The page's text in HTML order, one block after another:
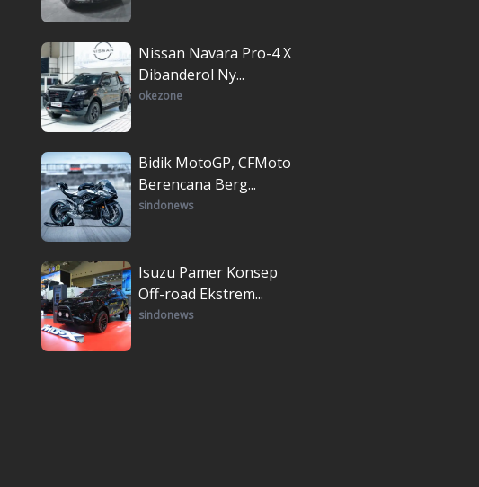
Nissan Navara Pro-4 X
Dibanderol Ny...
okezone
Bidik MotoGP, CFMoto
Berencana Berg...
sindonews
Isuzu Pamer Konsep
Off-road Ekstrem...
sindonews